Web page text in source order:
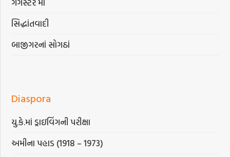
સિદ્ધાંતવાદી
બાજીગરનાં સોગઠાં
Diaspora
યુ.કે.માં ડ્રાઇવિંગની પરીક્ષા
અમીના પહાડ (1918 – 1973)